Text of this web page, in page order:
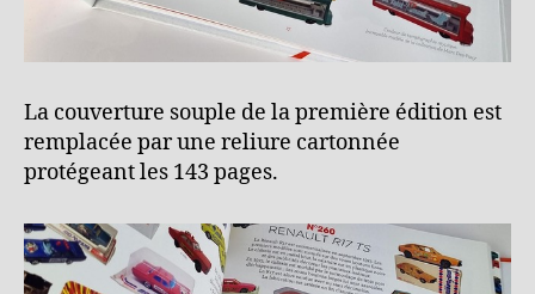
La couverture souple de la première édition est
remplacée par une reliure cartonnée
protégeant les 143 pages.